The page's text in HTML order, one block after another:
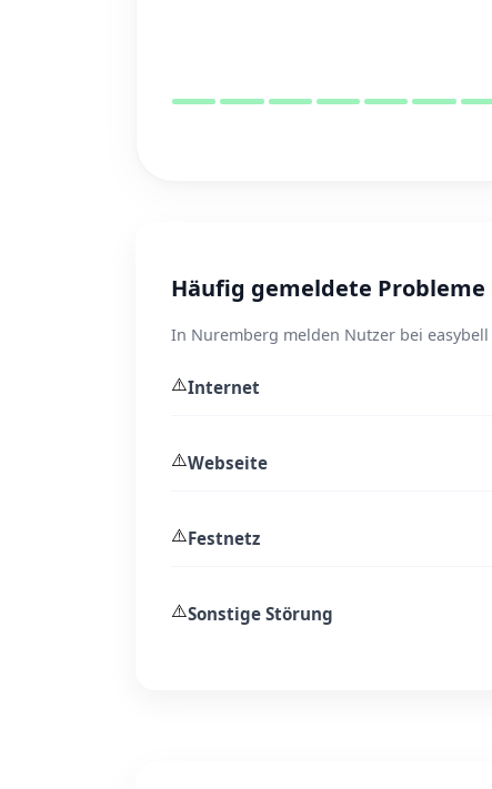
Häufig gemeldete
In Nuremberg melden Nutzer bei
⚠️Internet
⚠️Webseite
⚠️Festnetz
⚠️Sonstige Störung